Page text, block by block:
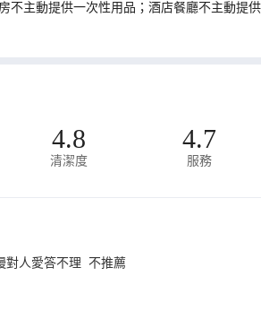
主動提供一次性用品；酒店餐廳不主動提
4.8
清潔度
4.7
服務
人愛答不理 不推薦